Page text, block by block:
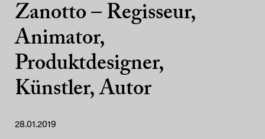
Zanotto – Regisseur,
Animator,
Produktdesigner,
Künstler, Autor
28.01.2019